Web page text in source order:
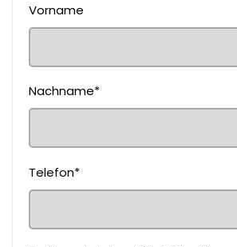
Vorname
Nachname*
Telefon*